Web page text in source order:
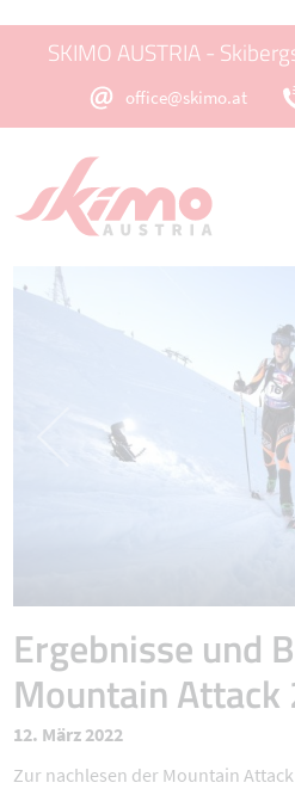
SKIMO AUSTRIA -
office@skimo.at
Ergebnisse und
Mountain Attack
12. März 2022
Zur nachlesen der Mountain